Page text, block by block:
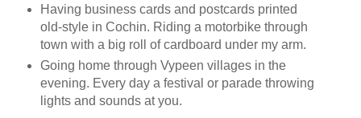
Having business cards and postcards printed
old-style in Cochin. Riding a motorbike through
town with a big roll of cardboard under my arm.
Going home through Vypeen villages in the
evening. Every day a festival or parade throwing
lights and sounds at you.